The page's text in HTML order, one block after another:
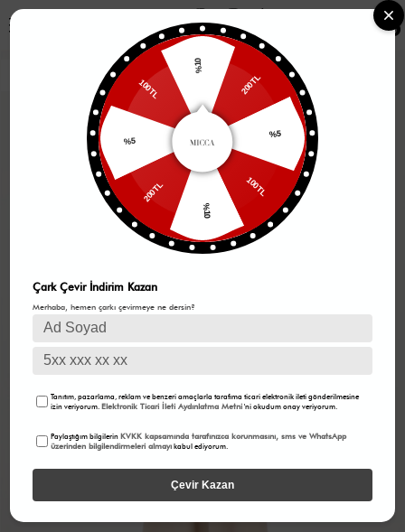
0
%10
200TL
%5
100TL
%10
200TL
%5
100TL
Çark Çevir İndirim Kazan
Merhaba, hemen çarkı çevirmeye ne dersin?
Tanıtım, pazarlama, reklam ve benzeri amaçlarla tarafıma ticari elektronik ileti gönderilmesine
izin veriyorum.Elektronik Ticari İleti Aydınlatma Metni 'ni okudum onay veriyorum.
Paylaştığım bilgilerinKVKK kapsamında tarafınızca korunmasını, sms ve WhatsApp
üzerinden bilgilendirmeleri almayı kabul ediyorum.
Çevir Kazan